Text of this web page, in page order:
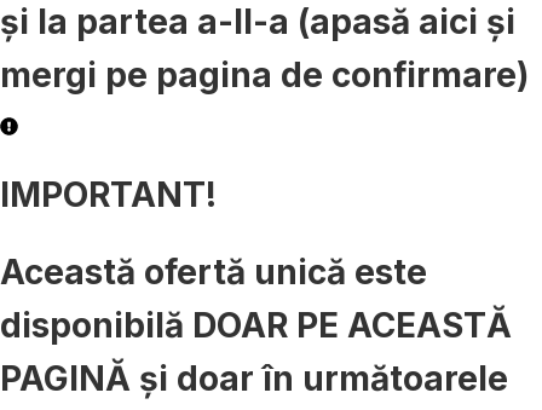
și la partea a-II-a (apasă aici și
mergi pe pagina de confirmare)
IMPORTANT!
Această ofertă unică este
disponibilă DOAR PE ACEASTĂ
PAGINĂ și doar în următoarele